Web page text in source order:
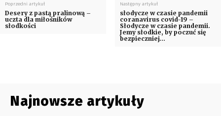
Poprzedni artykuł
Desery z pastą pralinową –
uczta dla miłośników
słodkości
Następny artykuł
słodycze w czasie pandemii
coranavirus covid-19 –
Słodycze w czasie pandemii.
Jemy słodkie, by poczuć się
bezpieczniej…
Najnowsze artykuły